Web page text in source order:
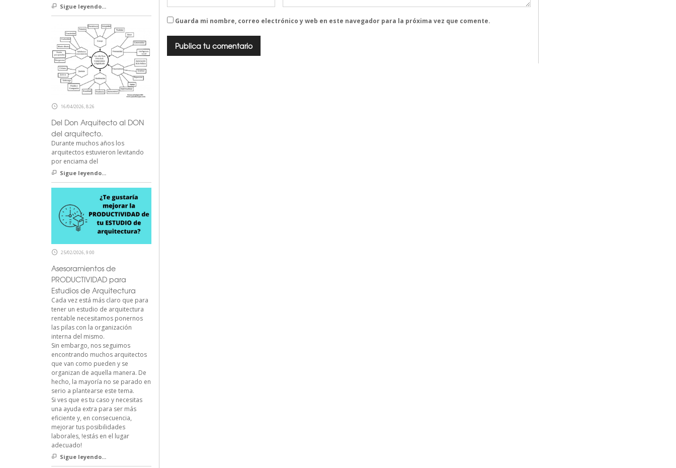
Guarda mi nombre, correo electrónico y web en este navegador para la próxima vez que comente.
Sigue leyendo...
16/04/2026, 8:26
Del Don Arquitecto al DON
del arquitecto.
Durante muchos años los
arquitectos estuvieron levitando
por enciama del
Sigue leyendo...
25/02/2026, 9:00
Asesoramientos de
PRODUCTIVIDAD para
Estudios de Arquitectura
Cada vez está más claro que para
tener un estudio de arquitectura
rentable necesitamos ponernos
las pilas con la organización
interna del mismo.
Sin embargo, nos seguimos
encontrando muchos arquitectos
que van como pueden y se
organizan de aquella manera. De
hecho, la mayoría no se parado en
serio a plantearse este tema.
Si ves que es tu caso y necesitas
una ayuda extra para ser más
eficiente y, en consecuencia,
mejorar tus posibilidades
laborales, !estás en el lugar
adecuado!
Sigue leyendo...